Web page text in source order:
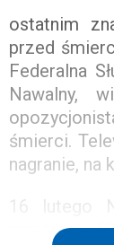
ostatnim
przed
Federalna
Nawalny,
śmierci.
nagranie, na